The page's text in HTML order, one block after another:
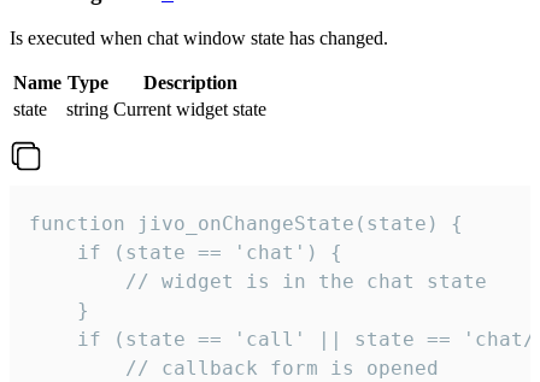
Is executed when chat window state has changed.
Name Type
Description
state
string Current widget state
function jivo_onChangeState(state) {
    if (state == 'chat') {
        // widget is in the chat state
    }
if (state == 'call' || state ==
        // callback form is opened